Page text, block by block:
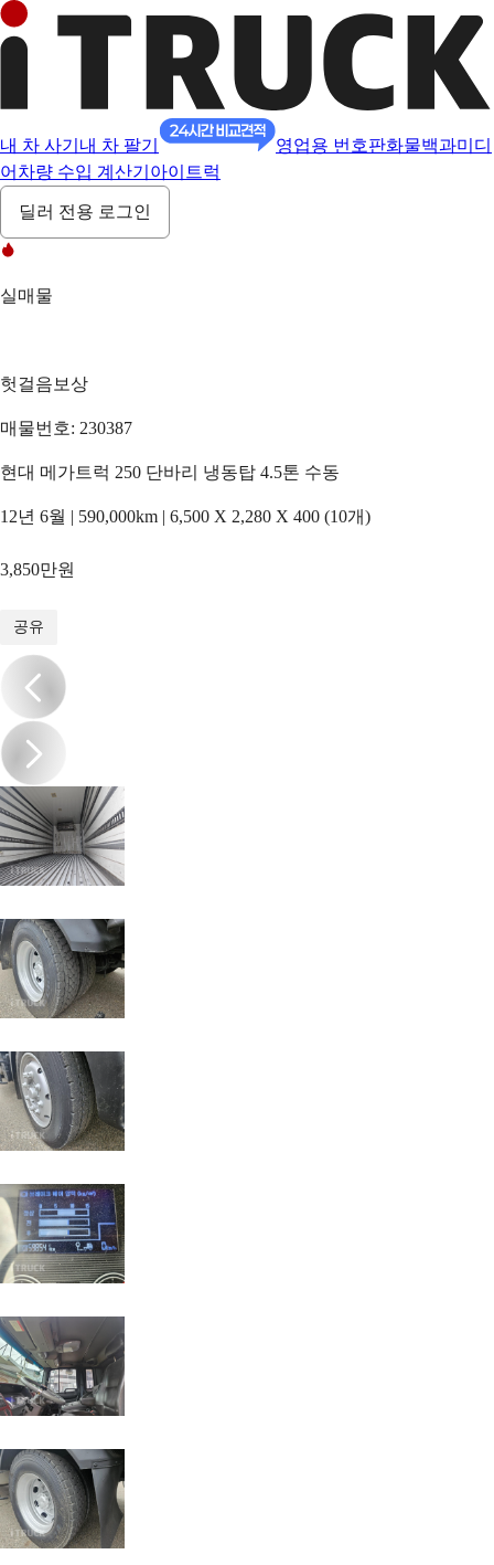
내 차 사기 내 차 팔기 영업용 번호판화물백과미디
어 차량 수입 계산기 아이트럭
딜러 전용 로그인
실매물
헛걸음보상
매물번호: 230387
현대 메가트럭 250 단바리 냉동탑 4.5톤 수동
12년 6월 | 590,000km | 6,500 X 2,280 X 400 (10개)
3,850만원
공유
/15